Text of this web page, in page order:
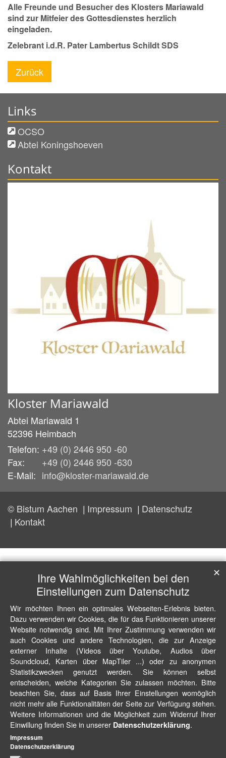
Alle Freunde und Besucher des Klosters Mariawald
sind zur Mitfeier des Gottesdienstes herzlich
eingeladen.
Zelebrant i.d.R. Pater Lambertus Schildt SDS
Zurück
Links
OCSO
Abtei Koningshoeven
Kontakt
Kloster Mariawald
Abtei Mariawald 1
52396 Heimbach
Telefon: +49 (0) 2446 950 -60
Fax:
+49 (0) 2446 950 -630
E-Mail: info@kloster-mariawald.de
© Bistum Aachen Impressum
Datenschutz
Kontakt
Ihre Wahlmöglichkeiten bei den
Einstellungen zum Datenschutz
Wir möchten Ihnen ein optimales Webseiten-Erlebnis bieten.
Dazu verwenden wir Cookies, die für das Funktionieren unserer
Website notwendig sind. Mit Ihrer Zustimmung verwenden wir
auch Cookies und andere Technologien, die zur Anzeige
externer Inhalte (Videos über Youtube, Audios über
Soundcloud, Karten über MapTiler ...) oder zu anonymen
Statistikzwecken genutzt werden. Sie können selbst
entscheiden, welche Kategorien Sie zulassen möchten. Bitte
beachten Sie, dass auf Basis Ihrer Einstellungen womöglich
nicht mehr alle Funktionalitäten der Seite zur Verfügung stehen.
Weitere Informationen und die Möglichkeit zum Widerruf Ihrer
Einwillung finden Sie in unserer Datenschutzerklärung.
✕
Impressum
Datenschutzerklärung